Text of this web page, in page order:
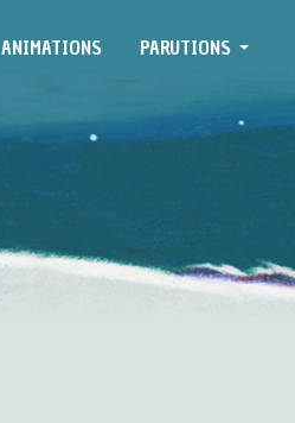
ANIMATIONS PARUTIONS